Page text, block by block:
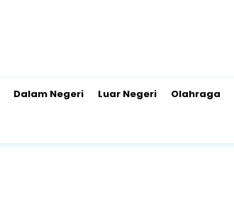
Dalam Negeri Luar Negeri Olahraga